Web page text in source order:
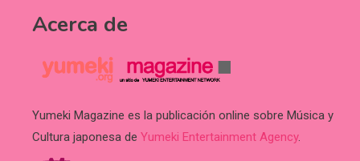
Acerca de
Yumeki Magazine es la publicación online sobre Música y
Cultura japonesa de Yumeki Entertainment Agency.